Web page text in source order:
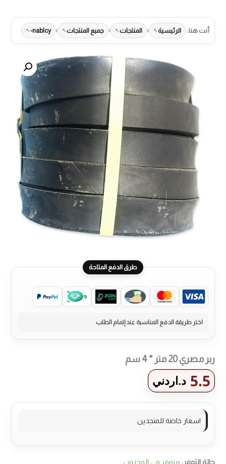
أنت هنا: الرئيسية › المنتجات › جميع المنتجات ›
nablcy-
طرق الدفع المتاحة
ربر مصري 20 متر * 4 سم
5.5 د.اردني
اسعار خاصة للمنجدين
حالة التوفر: متوفر في المخزون